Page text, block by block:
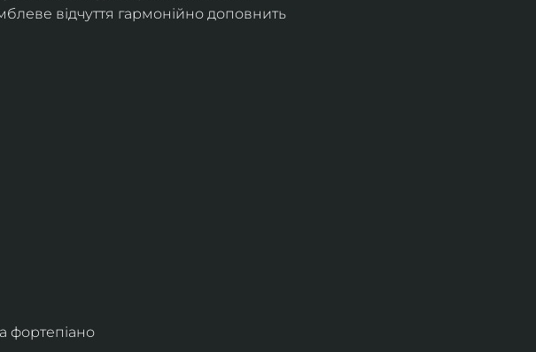
відчуття гармонійно доповнить
фортепіано